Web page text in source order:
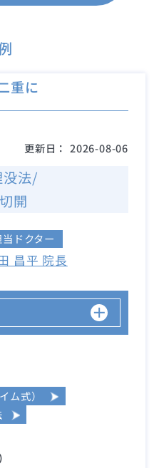
重に
更新日： 2026-08-06
没法/
開
ドクター
昌平 院長
ム式）